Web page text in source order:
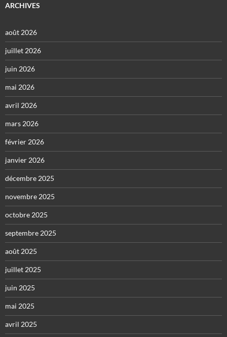
ARCHIVES
août 2026
juillet 2026
juin 2026
mai 2026
avril 2026
mars 2026
février 2026
janvier 2026
décembre 2025
novembre 2025
octobre 2025
septembre 2025
août 2025
juillet 2025
juin 2025
mai 2025
avril 2025